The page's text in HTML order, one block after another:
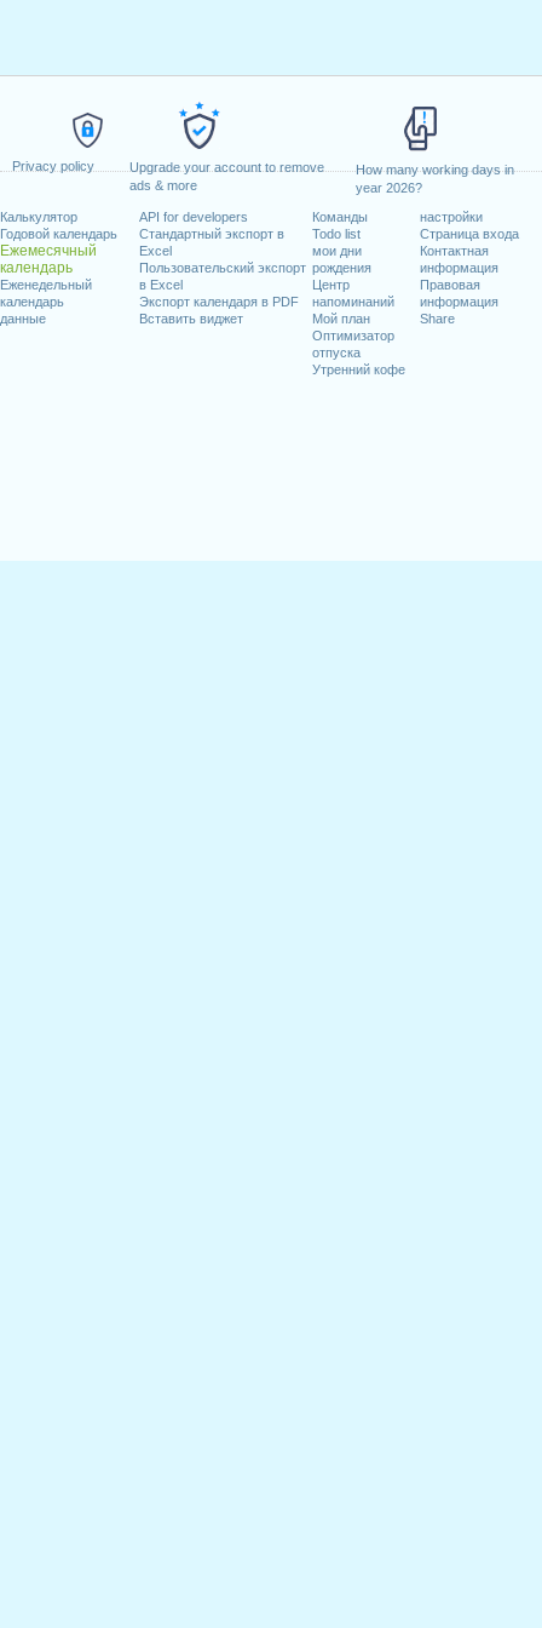
Privacy policy
Upgrade your account to remove
ads & more
How many working days in
year 2026?
Калькулятор
Годовой календарь
Ежемесячный
календарь
Еженедельный
календарь
данные
API for developers
Стандартный экспорт в
Excel
Пользовательский экспорт
в Excel
Экспорт календаря в PDF
Вставить виджет
Команды
Todo list
мои дни
рождения
Центр
напоминаний
Мой план
Оптимизатор
отпуска
Утренний кофе
настройки
Страница входа
Контактная
информация
Правовая
информация
Share